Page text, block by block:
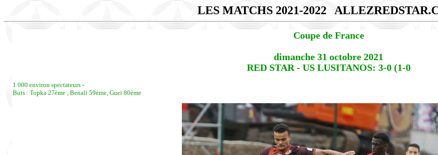
LES MATCHS 2021-2022
Coupe de France
dimanche 31 octobre 2021
RED STAR - US LUSITANOS: 3-0 (1-0
1 000 environ spectateurs -
Buts : Topka 27ème , Benali 59ème, Guei 80ème